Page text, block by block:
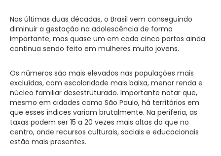
Nas últimas duas décadas, o Brasil vem conseguindo
diminuir a gestação na adolescência de forma
importante, mas quase um em cada cinco partos ainda
continua sendo feito em mulheres muito jovens.
Os números são mais elevados nas populações mais
excluídas, com escolaridade mais baixa, menor renda e
núcleo familiar desestruturado. Importante notar que,
mesmo em cidades como São Paulo, há territórios em
que esses índices variam brutalmente. Na periferia, as
taxas podem ser 15 a 20 vezes mais altas do que no
centro, onde recursos culturais, sociais e educacionais
estão mais presentes.